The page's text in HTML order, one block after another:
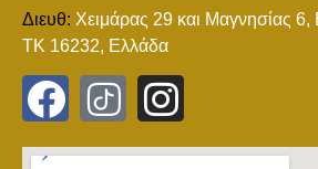
Διευθ: Χειμάρας 29 και Mαγνησίας
ΤΚ 16232, Ελλάδα